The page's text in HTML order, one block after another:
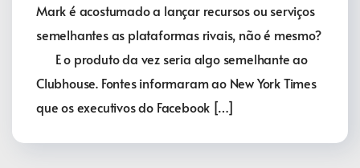
Mark é acostumado a lançar recursos ou serviços
semelhantes as plataformas rivais, não é mesmo?
⠀⠀E o produto da vez seria algo semelhante ao
Clubhouse. Fontes informaram ao New York Times
que os executivos do Facebook […]